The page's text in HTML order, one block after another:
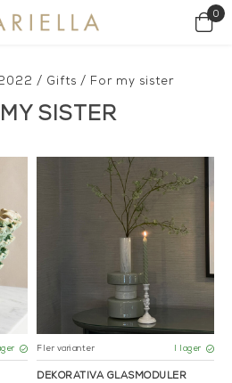
0
/ Gifts / For my sister
SISTER
Fler varianter I lager
DEKORATIVA GLASMODULER